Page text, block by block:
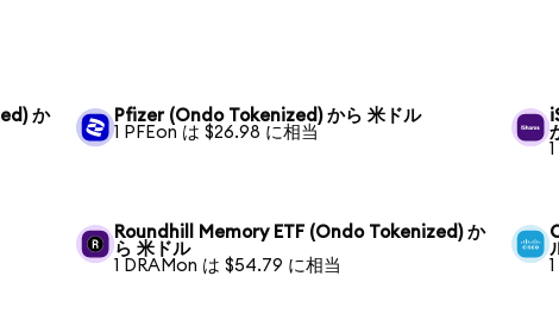
か
Pfizer (Ondo Tokenized) から 米ドル
1 PFEon は $26.98 に相当
Roundhill Memory ETF (Ondo Tokenized) か
ら 米ドル
1 DRAMon は $54.79 に相当